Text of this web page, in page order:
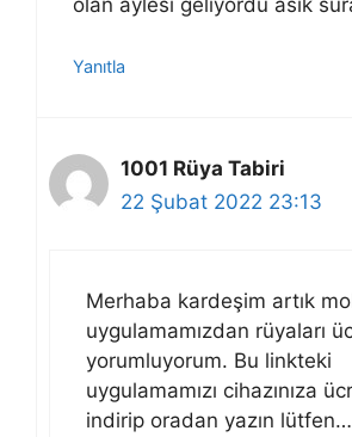
olan aylesi geliyordu asik
Yanıtla
1001 Rüya Tabiri
22 Şubat 2022 23:13
Merhaba kardeşim artık
uygulamamızdan rüyaları
yorumluyorum. Bu linkteki
uygulamamızı cihazınıza
indirip oradan yazın